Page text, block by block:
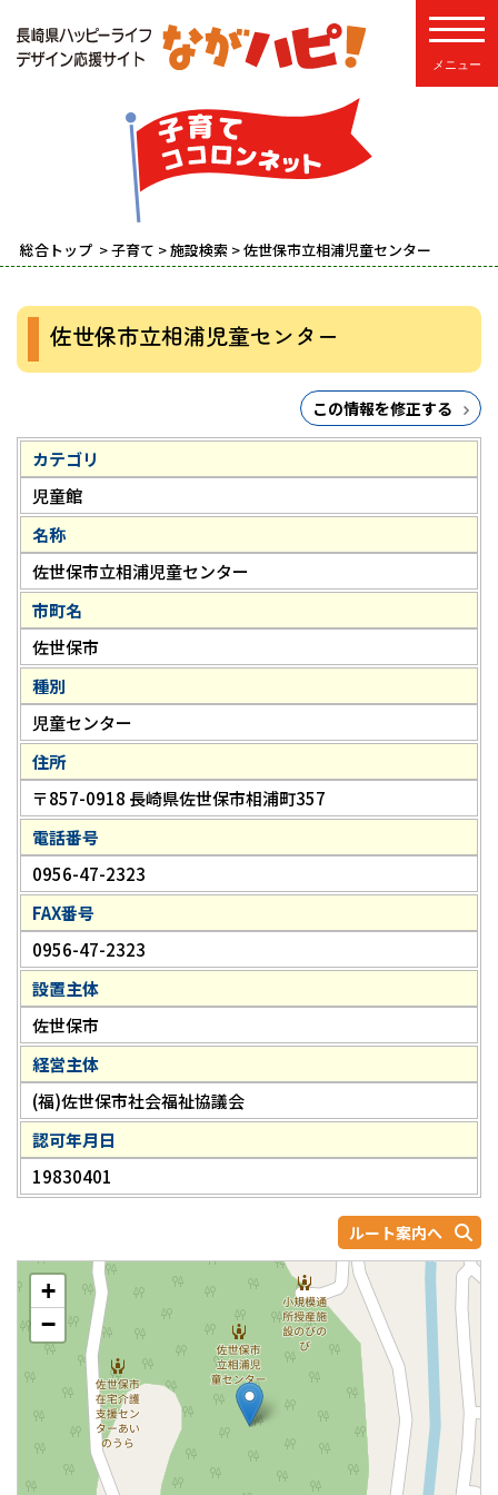
総合トップ >子育て >施設検索 > 佐世保市立相浦児童センター
佐世保市立相浦児童センター
この情報を修正する
カテゴリ
児童館
名称
佐世保市立相浦児童センター
市町名
佐世保市
種別
児童センター
住所
〒857-0918 長崎県佐世保市相浦町357
電話番号
0956-47-2323
FAX番号
0956-47-2323
設置主体
佐世保市
経営主体
(福)佐世保市社会福祉協議会
認可年月日
19830401
ルート案内へ
+
−